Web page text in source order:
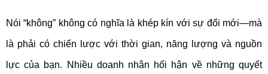
Nói “không” không có nghĩa là khép kín với sự đổi mới—mà
là phải có chiến lược với thời gian, năng lượng và nguồn
lực của bạn. Nhiều doanh nhân hối hận về những quyết